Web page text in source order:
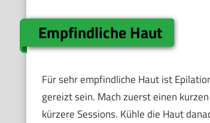
Empfindliche Haut
Für sehr empfindliche Haut ist
gereizt sein. Mach zuerst einen
kürzere Sessions. Kühle die Haut